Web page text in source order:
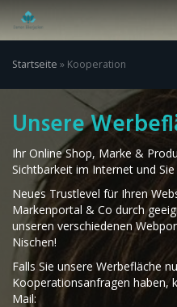
main
Startseite » Kooperation
Unsere
Ihr Online Shop, Marke &
Sichtbarkeit im Internet und
Neues Trustlevel für Ihren
Markenportal & Co durch
unseren verschiedenen
Nischen!
Falls Sie unsere Werbefläche
Kooperationsanfragen haben,
Mail: